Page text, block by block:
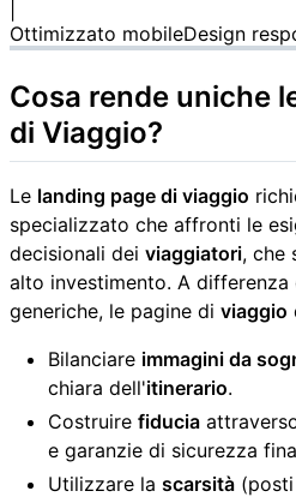
Ottimizzato mobileDesign
Cosa rende uniche
di Viaggio?
Le landing page di viaggio
specializzato che affronti le
decisionali dei viaggiatori, che
alto investimento. A differenza
generiche, le pagine di viaggio
Bilanciare immagini da
chiara dell'itinerario.
Costruire fiducia
e garanzie di sicurezza
Utilizzare la scarsità